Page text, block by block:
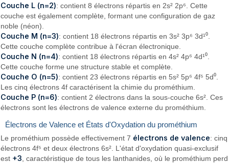
Couche L (n=2): contient 8 électrons répartis en 2s² 2p⁶. Cette
couche est également complète, formant une configuration de gaz
noble (néon).
Couche M (n=3): contient 18 électrons répartis en 3s² 3p⁶ 3d¹⁰.
Cette couche complète contribue à l'écran électronique.
Couche N (n=4): contient 18 électrons répartis en 4s² 4p⁶ 4d¹⁰.
Cette couche forme une structure stable et complète.
Couche O (n=5): contient 23 électrons répartis en 5s² 5p⁶ 4f⁵ 5d⁰.
Les cinq électrons 4f caractérisent la chimie du prométhium.
Couche P (n=6): contient 2 électrons dans la sous-couche 6s². Ces
électrons sont les électrons de valence externe du prométhium.
Électrons de Valence et États d'Oxydation du prométhium
Le prométhium possède effectivement 7 électrons de valence: cinq
électrons 4f⁵ et deux électrons 6s². L'état d'oxydation quasi-exclusif
est +3 , caractéristique de tous les lanthanides, où le prométhium perd